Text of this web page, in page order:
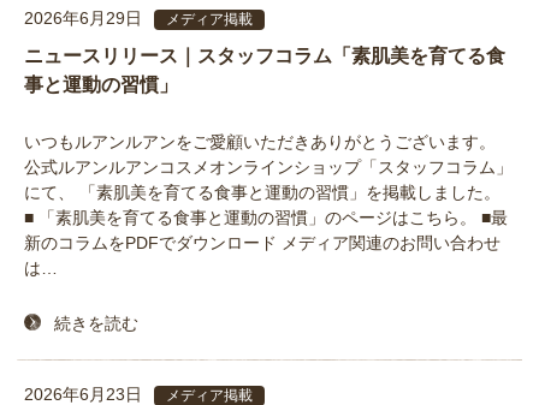
2026年6月29日 メディア掲載
ニュースリリース｜スタッフコラム「素肌美を育てる食
事と運動の習慣」
いつもルアンルアンをご愛顧いただきありがとうございます。
公式ルアンルアンコスメオンラインショップ「スタッフコラム」
にて、 「素肌美を育てる食事と運動の習慣」を掲載しました。
■ 「素肌美を育てる食事と運動の習慣」のページはこちら。 ■最
新のコラムをPDFでダウンロード メディア関連のお問い合わせ
は…
続きを読む
2026年6月23日 メディア掲載